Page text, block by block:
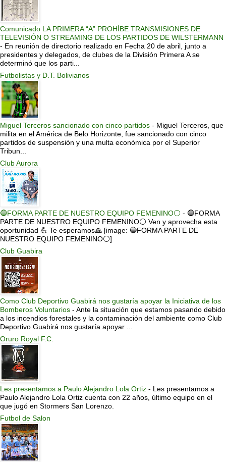
Comunicado LA PRIMERA “A” PROHÍBE TRANSMISIONES DE
TELEVISIÓN O STREAMING DE LOS PARTIDOS DE WILSTERMANN
- En reunión de directorio realizado en Fecha 20 de abril, junto a
presidentes y delegados, de clubes de la División Primera A se
determinó que los parti...
Futbolistas y D.T. Bolivianos
Miguel Terceros sancionado con cinco partidos - Miguel Terceros, que
milita en el América de Belo Horizonte, fue sancionado con cinco
partidos de suspensión y una multa económica por el Superior
Tribun...
Club Aurora
🔵FORMA PARTE DE NUESTRO EQUIPO FEMENINO⚪ - 🔵FORMA
PARTE DE NUESTRO EQUIPO FEMENINO⚪ Ven y aprovecha esta
oportunidad 💪 Te esperamos🙏 [image: 🔵FORMA PARTE DE
NUESTRO EQUIPO FEMENINO⚪]
Club Guabira
Como Club Deportivo Guabirá nos gustaría apoyar la Iniciativa de los
Bomberos Voluntarios - Ante la situación que estamos pasando debido
a los incendios forestales y la contaminación del ambiente como Club
Deportivo Guabirá nos gustaría apoyar ...
Oruro Royal F.C.
Les presentamos a Paulo Alejandro Lola Ortiz - Les presentamos a
Paulo Alejandro Lola Ortiz cuenta con 22 años, último equipo en el
que jugó en Stormers San Lorenzo.
Futbol de Salon